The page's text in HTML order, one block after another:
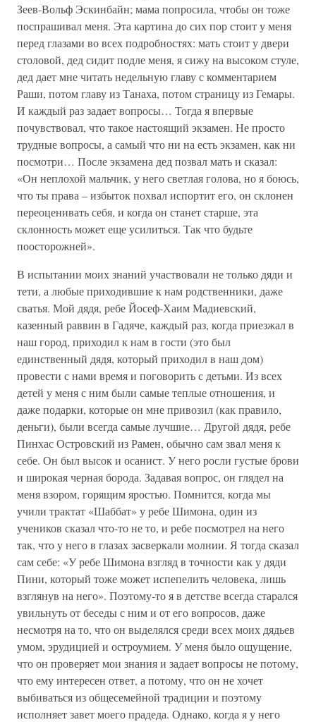
Зеев-Вольф Эскинбайн; мама попросила, чтобы он тоже
поспрашивал меня. Эта картина до сих пор стоит у меня
перед глазами во всех подробностях: мать стоит у двери
столовой, дед сидит подле меня, я сижу на высоком стуле,
дед дает мне читать недельную главу с комментарием
Раши, потом главу из Танаха, потом страницу из Гемары.
И каждый раз задает вопросы… Тогда я впервые
почувствовал, что такое настоящий экзамен. Не просто
трудные вопросы, а самый что ни на есть экзамен, как ни
посмотри… После экзамена дед позвал мать и сказал:
«Он неплохой мальчик, у него светлая голова, но я боюсь,
что ты права – избыток похвал испортит его, он склонен
переоценивать себя, и когда он станет старше, эта
склонность может еще усилиться. Так что будьте
поосторожней».
В испытании моих знаний участвовали не только дяди и
тети, а любые приходившие к нам родственники, даже
сватья. Мой дядя, ребе Йосеф-Хаим Мадиевский,
казенный раввин в Гадяче, каждый раз, когда приезжал в
наш город, приходил к нам в гости (это был
единственный дядя, который приходил в наш дом)
провести с нами время и поговорить с детьми. Из всех
детей у меня с ним были самые теплые отношения, и
даже подарки, которые он мне привозил (как правило,
деньги), были всегда самые лучшие… Другой дядя, ребе
Пинхас Островский из Рамен, обычно сам звал меня к
себе. Он был высок и осанист. У него росли густые брови
и широкая черная борода. Задавая вопрос, он глядел на
меня взором, горящим яростью. Помнится, когда мы
учили трактат «Шаббат» у ребе Шимона, один из
учеников сказал что-то не то, и ребе посмотрел на него
так, что у него в глазах засверкали молнии. Я тогда сказал
сам себе: «У ребе Шимона взгляд в точности как у дяди
Пини, который тоже может испепелить человека, лишь
взглянув на него». Поэтому-то я в детстве всегда старался
увильнуть от беседы с ним и от его вопросов, даже
несмотря на то, что он выделялся среди всех моих дядьев
умом, эрудицией и остроумием. У меня было ощущение,
что он проверяет мои знания и задает вопросы не потому,
что ему интересен ответ, а потому, что он не хочет
выбиваться из общесемейной традиции и поэтому
исполняет завет моего прадеда. Однако, когда я у него